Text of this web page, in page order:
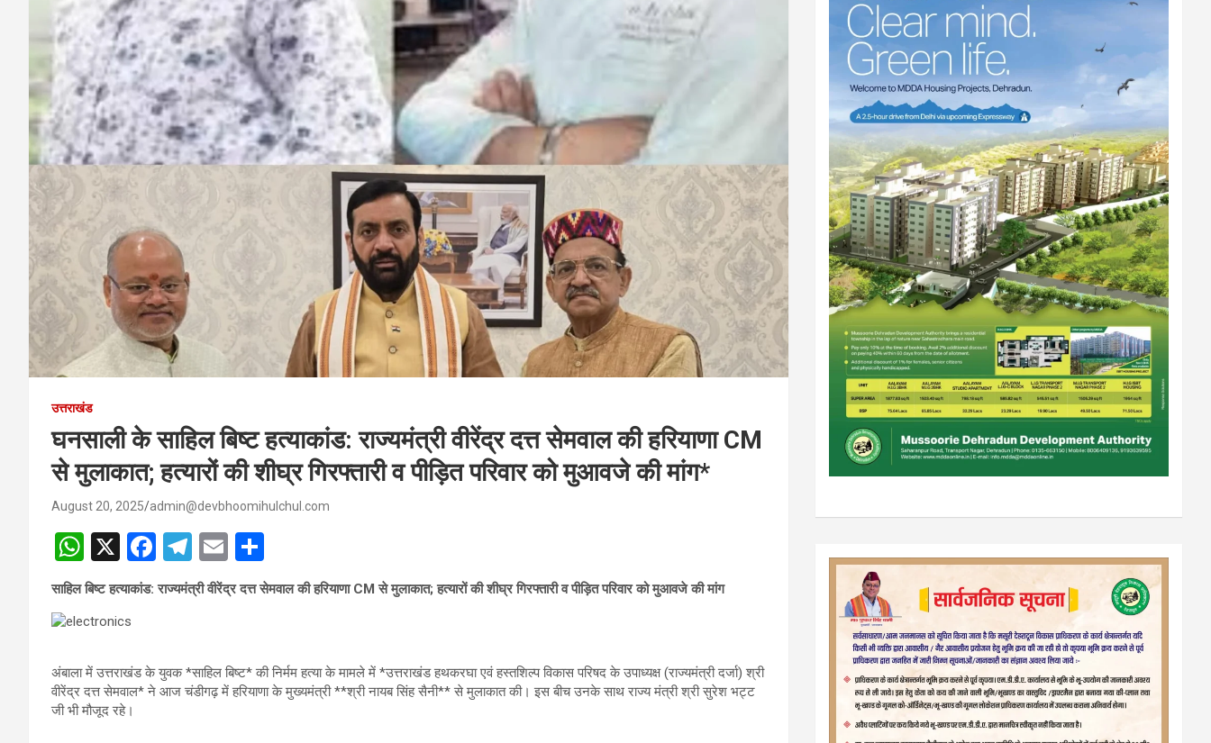
उत्तराखंड
घनसाली के साहिल बिष्ट हत्याकांड: राज्यमंत्री वीरेंद्र दत्त सेमवाल की हरियाणा CM
से मुलाकात; हत्यारों की शीघ्र गिरफ्तारी व पीड़ित परिवार को मुआवजे की मांग*
August 20, 2025 admin@devbhoomihulchul.com
W
h
at
s
A
p
p
X
F
a
ce
o
o
T
el
e
a
m
E
m
ail
h
ar
साहिल बिष्ट हत्याकांड: राज्यमंत्री वीरेंद्र दत्त सेमवाल की हरियाणा CM से मुलाकात; हत्यारों की शीघ्र गिरफ्तारी व पीड़ित परिवार को मुआवजे की मांग
अंबाला में उत्तराखंड के युवक *साहिल बिष्ट* की निर्मम हत्या के मामले में *उत्तराखंड हथकरघा एवं हस्तशिल्प विकास परिषद के उपाध्यक्ष (राज्यमंत्री दर्जा) श्री
वीरेंद्र दत्त सेमवाल* ने आज चंडीगढ़ में हरियाणा के मुख्यमंत्री **श्री नायब सिंह सैनी** से मुलाकात की। इस बीच उनके साथ राज्य मंत्री श्री सुरेश भट्ट
जी भी मौजूद रहे।